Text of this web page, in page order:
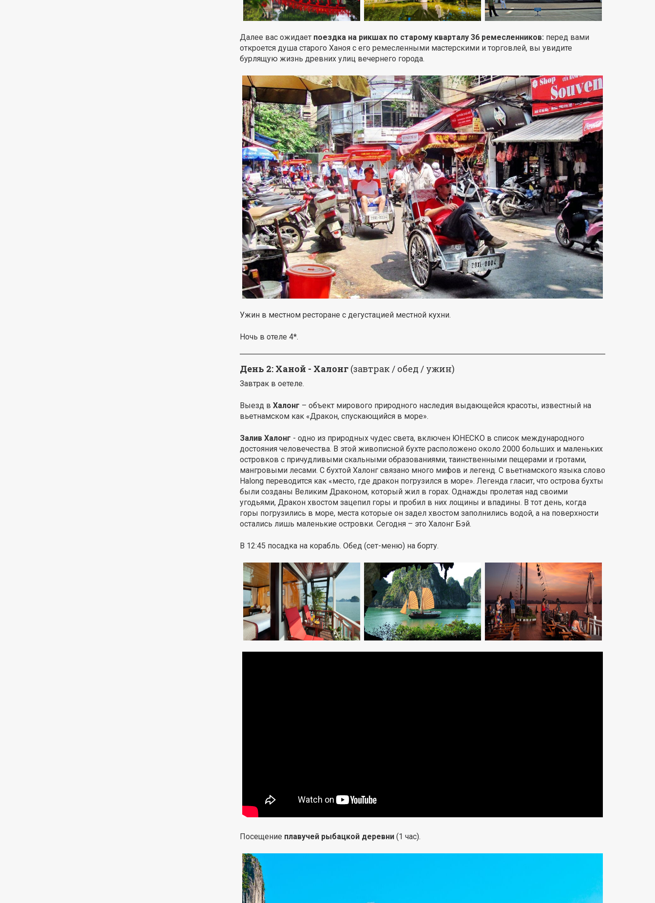
Далее вас ожидает поездка на рикшах по старому кварталу 36 ремесленников: перед вами
откроется душа старого Ханоя с его ремесленными мастерскими и торговлей, вы увидите
бурлящую жизнь древних улиц вечернего города.
Ужин в местном ресторане с дегустацией местной кухни.
Ночь в отеле 4*.
День 2: Ханой - Халонг (завтрак / обед / ужин)
Завтрак в оетеле.
Выезд в Халонг – объект мирового природного наследия выдающейся красоты, известный на
вьетнамском как «Дракон, спускающийся в море».
Залив Халонг - одно из природных чудес света, включен ЮНЕСКО в список международного
достояния человечества. В этой живописной бухте расположено около 2000 больших и маленьких
островков с причудливыми скальными образованиями, таинственными пещерами и гротами,
мангровыми лесами. С бухтой Халонг связано много мифов и легенд. С вьетнамского языка слово
Halong переводится как «место, где дракон погрузился в море». Легенда гласит, что острова бухты
были созданы Великим Драконом, который жил в горах. Однажды пролетая над своими
угодьями, Дракон хвостом зацепил горы и пробил в них лощины и впадины. В тот день, когда
горы погрузились в море, места которые он задел хвостом заполнились водой, а на поверхности
остались лишь маленькие островки. Сегодня – это Халонг Бэй.
В 12:45 посадка на корабль. Обед (сет-меню) на борту.
Посещение плавучей рыбацкой деревни (1 час).